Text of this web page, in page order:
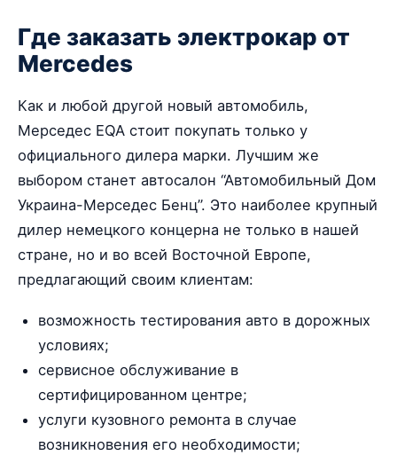
Где заказать электрокар от
Mercedes
Как и любой другой новый автомобиль,
Мерседес EQA стоит покупать только у
официального дилера марки. Лучшим же
выбором станет автосалон “Автомобильный Дом
Украина-Мерседес Бенц”. Это наиболее крупный
дилер немецкого концерна не только в нашей
стране, но и во всей Восточной Европе,
предлагающий своим клиентам:
возможность тестирования авто в дорожных
условиях;
сервисное обслуживание в
сертифицированном центре;
услуги кузовного ремонта в случае
возникновения его необходимости;